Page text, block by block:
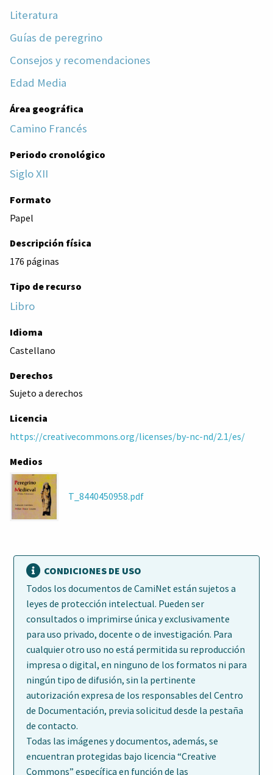
Literatura
Guías de peregrino
Consejos y recomendaciones
Edad Media
Área geográfica
Camino Francés
Periodo cronológico
Siglo XII
Formato
Papel
Descripción física
176 páginas
Tipo de recurso
Libro
Idioma
Castellano
Derechos
Sujeto a derechos
Licencia
https://creativecommons.org/licenses/by-nc-nd/2.1/es/
Medios
T_8440450958.pdf
CONDICIONES DE USO
Todos los documentos de CamiNet están sujetos a
leyes de protección intelectual. Pueden ser
consultados o imprimirse única y exclusivamente
para uso privado, docente o de investigación. Para
cualquier otro uso no está permitida su reproducción
impresa o digital, en ninguno de los formatos ni para
ningún tipo de difusión, sin la pertinente
autorización expresa de los responsables del Centro
de Documentación, previa solicitud desde la pestaña
de contacto.
Todas las imágenes y documentos, además, se
encuentran protegidas bajo licencia “Creative
Commons” específica en función de las